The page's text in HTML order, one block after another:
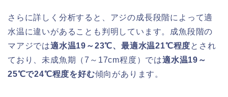
さらに詳しく分析すると、アジの成長段階によって適
水温に違いがあることも判明しています。成魚段階の
マアジでは適水温19～23℃、最適水温21℃程度とされ
ており、未成魚期（7～17cm程度）では適水温19～
25℃で24℃程度を好む傾向があります。